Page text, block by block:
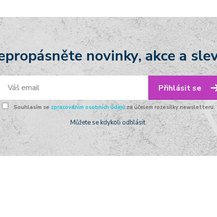
novinky, akce a
Přihlásit se
Souhlasím se zpracováním osobních údajůza účelem rozesílky newsletteru.
Můžete se kdykoli odhlásit.